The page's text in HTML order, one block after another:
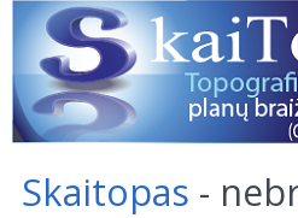
Skaitopas -